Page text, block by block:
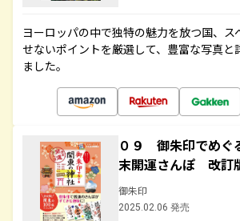
ヨーロッパの中で独特の魅力を放つ国、ス
せないポイントを厳選して、豊富な写真と
ました。
０９ 御朱印でめ
末開運さんぽ 改訂
御朱印
2025.02.06 発売